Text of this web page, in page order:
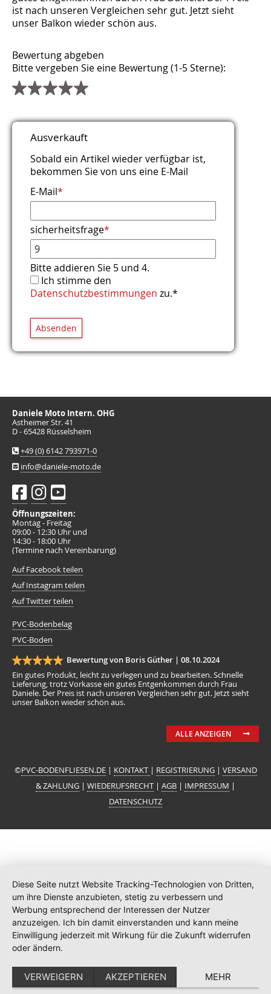
ist nach unseren Vergleichen sehr gut. Jetzt sieht
unser Balkon wieder schön aus.
Bewertung abgeben
Bitte vergeben Sie eine Bewertung (1-5 Sterne):
Ausverkauft
Sobald ein Artikel wieder verfügbar ist,
bekommen Sie von uns eine E-Mail
E-Mail*
sicherheitsfrage*
Bitte addieren Sie 5 und 4.
Ich stimme den
Datenschutzbestimmungen zu.*
Absenden
Daniele Moto Intern. OHG
Astheimer Str. 41
D - 65428 Rüsselsheim
+49 (0) 6142 793971-0
info@daniele-moto.de
Öffnungszeiten:
Montag - Freitag
09:00 - 12:30 Uhr und
14:30 - 18:00 Uhr
(Termine nach Vereinbarung)
Auf Facebook teilen
Auf Instagram teilen
Auf Twitter teilen
PVC-Bodenbelag
PVC-Boden
Bewertung von Boris Güther | 08.10.2024
Ein gutes Produkt, leicht zu verlegen und zu bearbeiten. Schnelle
Lieferung, trotz Vorkasse ein gutes Entgenkommen durch Frau
Daniele. Der Preis ist nach unseren Vergleichen sehr gut. Jetzt sieht
unser Balkon wieder schön aus.
ALLE ANZEIGEN
©PVC-BODENFLIESEN.DE| KONTAKT | REGISTRIERUNG| VERSAND
& ZAHLUNG | WIEDERUFSRECHT | AGB | IMPRESSUM |
DATENSCHUTZ
Diese Seite nutzt Website Tracking-Technologien von Dritten,
um ihre Dienste anzubieten, stetig zu verbessern und
Werbung entsprechend der Interessen der Nutzer
anzuzeigen. Ich bin damit einverstanden und kann meine
Einwilligung jederzeit mit Wirkung für die Zukunft widerrufen
oder ändern.
VERWEIGERN AKZEPTIEREN MEHR